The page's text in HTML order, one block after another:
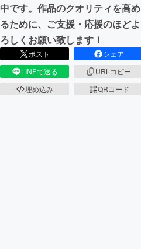
中です。作品のクオリティを高め
るために、ご支援・応援のほどよ
ろしくお願い致します！
ポスト
シェア
LINEで送る
URLコピー
埋め込み
QRコード